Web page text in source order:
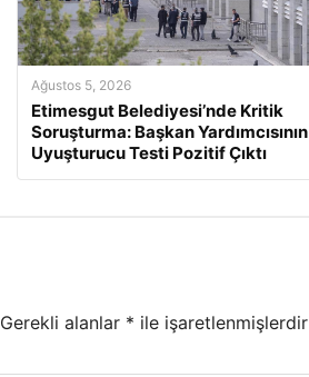
Ağustos 5, 2026
Etimesgut Belediyesi’nde Kritik
Soruşturma: Başkan Yardımcısının
Uyuşturucu Testi Pozitif Çıktı
Gerekli alanlar * ile işaretlenmişlerdir